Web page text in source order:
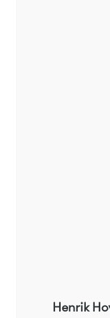
Henrik